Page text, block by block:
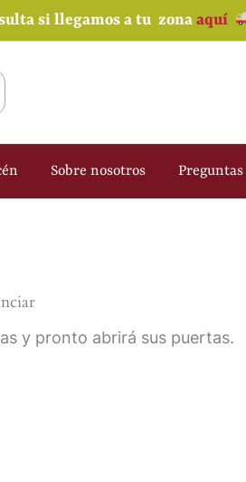
si llegamos a tu zona aquí
Sobre nosotros
y pronto abrirá sus puertas.